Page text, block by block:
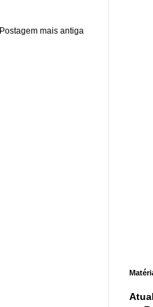
Postagem mais antiga